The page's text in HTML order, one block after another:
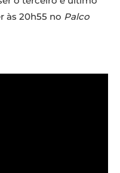
às 20h55 no Palco